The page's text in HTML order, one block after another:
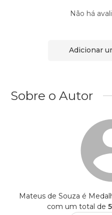
Não há
Adicionar
Sobre o Autor
Mateus de Souza é
com um total de